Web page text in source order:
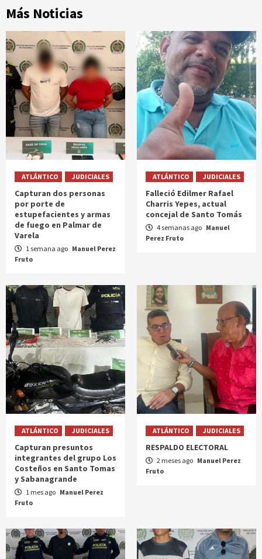
Más Noticias
ATLÁNTICO JUDICIALES
Capturan dos personas
por porte de
estupefacientes y armas
de fuego en Palmar de
Varela
1 semana ago Manuel Perez
Fruto
ATLÁNTICO JUDICIALES
Falleció Edilmer Rafael
Charris Yepes, actual
concejal de Santo Tomás
4 semanas ago Manuel
Perez Fruto
ATLÁNTICO JUDICIALES
Capturan presuntos
integrantes del grupo Los
Costeños en Santo Tomas
y Sabanagrande
1 mes ago Manuel Perez
Fruto
ATLÁNTICO JUDICIALES
RESPALDO ELECTORAL
2 meses ago Manuel Perez
Fruto